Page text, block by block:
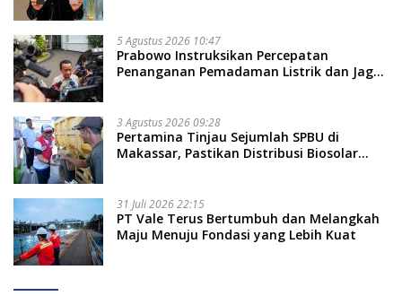
5 Agustus 2026 10:47
Prabowo Instruksikan Percepatan
Penanganan Pemadaman Listrik dan Jaga
3 Agustus 2026 09:28
Pertamina Tinjau Sejumlah SPBU di
Makassar, Pastikan Distribusi Biosolar
31 Juli 2026 22:15
PT Vale Terus Bertumbuh dan Melangkah
Maju Menuju Fondasi yang Lebih Kuat